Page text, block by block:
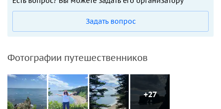
Задать вопрос
Фотографии путешественников
+27